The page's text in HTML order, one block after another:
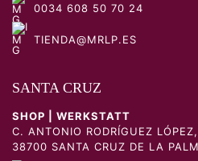
0034 608 50 70 24
TIENDA@MRLP.ES
SANTA CRUZ
SHOP | WERKSTATT
C. ANTONIO RODRÍGUEZ
38700 SANTA CRUZ DE LA